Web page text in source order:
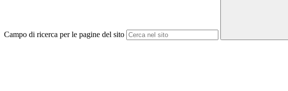
Campo di ricerca per le pagine del sito